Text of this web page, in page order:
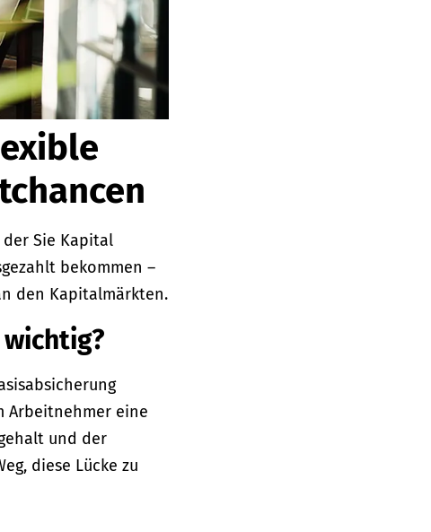
Sie Kapital
bekommen –
den Kapitalmärkten.
Arbeitnehmer eine
und der
diese Lücke zu